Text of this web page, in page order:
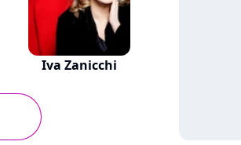
Iva Zanicchi